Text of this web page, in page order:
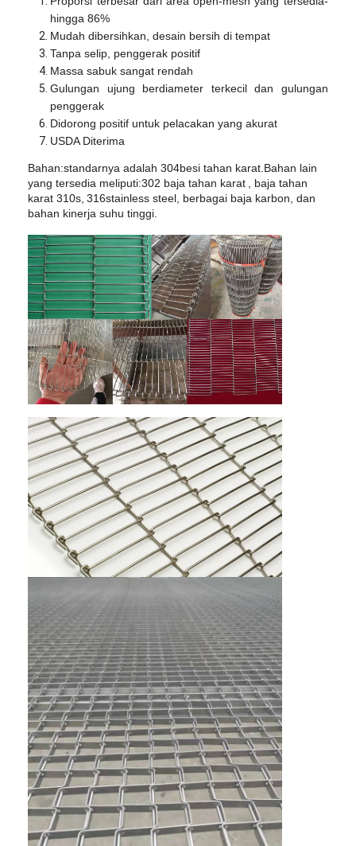
Wisata pabrik
Kontrol kualitas
Hubungi kami
Berita
Jaring Kawat Spiral
Wire Mesh Suhu Tinggi
Sabuk Jala Makanan
Sabuk Konveyor Sarang Lebah
Pelat Rantai Konveyor
Sabuk Jala Fotovoltaik Surya
Sabuk Jaring Rantai
Sabuk Pembeku Spiral
Sabuk Konveyor Oven
hingga 86%
Mudah dibersihkan, desain bersih di tempat
Tanpa selip, penggerak positif
Massa sabuk sangat rendah
Gulungan ujung berdiameter terkecil dan gulungan
penggerak
Didorong positif untuk pelacakan yang akurat
USDA Diterima
Bahan:standarnya adalah 304besi tahan karat.Bahan lain
yang tersedia meliputi:302 baja tahan karat
, baja tahan
karat 310s, 316stainless steel, berbagai baja karbon, dan
bahan kinerja suhu tinggi.